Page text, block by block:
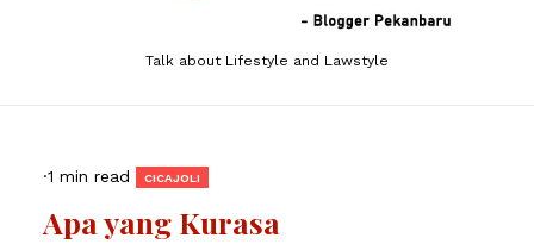
Talk about Lifestyle and Lawstyle
·1 min read CICAJOLI
Apa yang Kurasa